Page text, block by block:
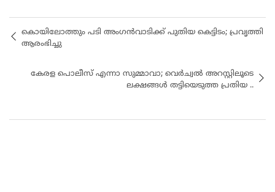
കൊയിലോത്തും പടി അംഗൻവാടിക്ക് പുതിയ കെട്ടിടം; പ്രവൃത്തി
ആരംഭിച്ചു
കേരള പൊലീസ് എന്നാ സുമ്മാവാ; വെർച്വൽ അറസ്റ്റിലൂടെ
ലക്ഷങ്ങൾ തട്ടിയെടുത്ത പ്രതിയ ..